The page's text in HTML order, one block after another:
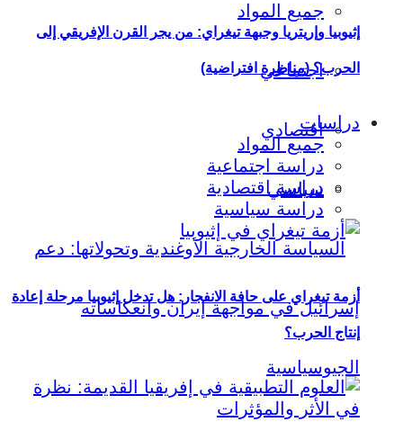
جميع المواد
اجتماعي
اقتصادي
سياسي
إثيوبيا وإريتريا وجبهة تيغراي: من يجر القرن الإفريقي إلى
الحرب؟ (مناظرة افتراضية)
دراسات
جميع المواد
دراسة اجتماعية
دراسة اقتصادية
دراسة سياسية
أزمة تيغراي على حافة الانفجار: هل تدخل إثيوبيا مرحلة إعادة
إنتاج الحرب؟